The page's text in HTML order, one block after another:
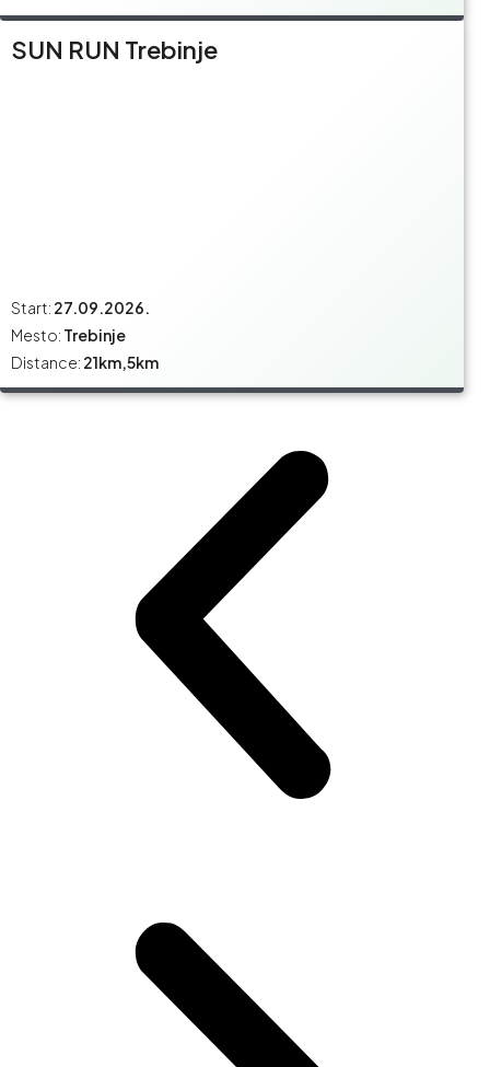
SUN RUN Trebinje
Start: 27.09.2026.
Mesto: Trebinje
Distance: 21km,5km